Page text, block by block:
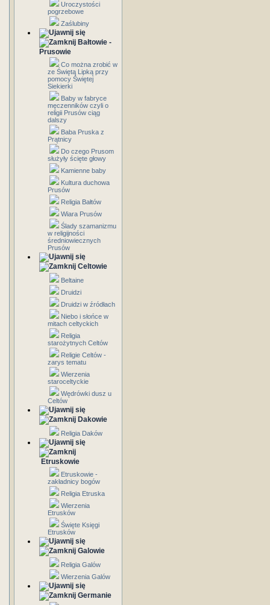
Uroczystości
pogrzebowe
Zaślubiny
Bałtowie -
Prusowie
Co można zrobić w
ze Świętą Lipką przy
pomocy Świętej
Siekierki
Baby w fabryce
męczenników czyli o
religii Prusów ciąg
dalszy
Baba Pruska z
Prątnicy
Do czego Prusom
służyły ścięte głowy
Kamienne baby
Kultura duchowa
Prusów
Religia Bałtów
Wiara Prusów
Ślady szamanizmu
w religijności
średniowiecznych
Prusów
Celtowie
Beltaine
Druidzi
Druidzi w źródłach
Niebo i słońce w
mitach celtyckich
Religia
starożytnych Celtów
Religie Celtów -
zarys tematu
Wierzenia
staroceltyckie
Wędrówki dusz u
Celtów
Dakowie
Religia Daków
Etruskowie
Etruskowie -
zakładnicy bogów
Religia Etruska
Wierzenia
Etrusków
Święte Księgi
Etrusków
Galowie
Religia Galów
Wierzenia Galów
Germanie